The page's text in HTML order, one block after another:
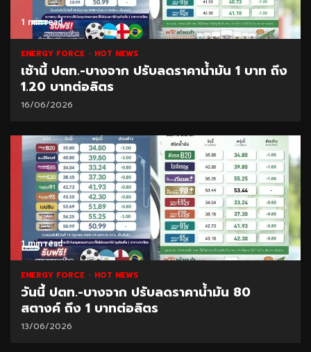
1 min read
ENERGY FORCE HOT NEWS
เช้านี้ ปตท.-บางจาก ปรับลดราคาน้ำมัน 1 บาท ถึง
1.20 บาทต่อลิตร
16/06/2026
1 min read
ENERGY FORCE HOT NEWS
วันนี้ ปตท.-บางจาก ปรับลดราคาน้ำมัน 80
สตางค์ ถึง 1 บาทต่อลิตร
13/06/2026